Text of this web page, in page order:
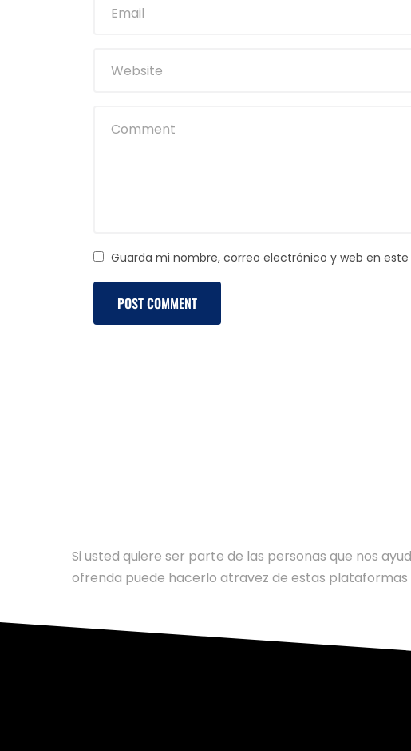
Guarda mi nombre, correo electrónico y web en
Si usted quiere ser parte de las personas que nos
ofrenda puede hacerlo atravez de estas plataformas